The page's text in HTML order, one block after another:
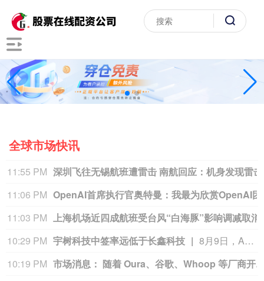
全球市场快讯
10:14 PM 瑞士再保险就热浪风险发出警告
瑞士再保险首席执行官贝格尔（Andreas Berger）在接受瑞士《周日新苏黎世报》（NZZ am Sonntag）采访时表示：”热浪及其相关死亡人数的风险被低估了。”他补充说：”我们需要提高对由此产生的危险的认识。”贝格尔是在瑞士再保险公布2026年上半年净利润增长9%之后发表上述言论的，他表示现在断言超额死亡率将如何影响这家总部位于苏黎世的公司的财务数据还为时过早。
10:01 PM 券商综合测算：宇树科技中一签或赚20万元
8月10日，A股“人形机器人第一股”宇树科技（688836.SH）将在科创板正式开启申购。考虑到宇树科技本次发行流通盘规模较小，又叠加“第一股”的题材光环，多家券商综合测算显示，其预计中签率在万分之二至万分之三之间，远低于长鑫科技0.47%的中签率水平。数据显示，2026年以来A股新股上市首日平均涨幅高达276.04%，若以此测算，中一签宇树科技账面盈利有望突破20万元；若对标年内科创板新股首日466.61%的平均涨幅，单签盈利可达35.18万元。（21世纪经济报道）
10:00 PM
09:56 PM 俄媒称伊朗布什尔核电站新机组建设仍在继续
09:37 PM
美财长贝森特多举措干预债市，华尔街